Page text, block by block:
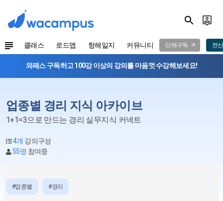
클래스 로드맵 항해일지 커뮤니티 단체구독 전
와패스 구독하고 100강 이상의 강의를 마음껏 수강해보세요!
업종별 경리 지식 아카이브
1+1=3으로 만드는 경리 실무지식 커넥트
4개 강의구성
55명 참여중
#업종별 #경리